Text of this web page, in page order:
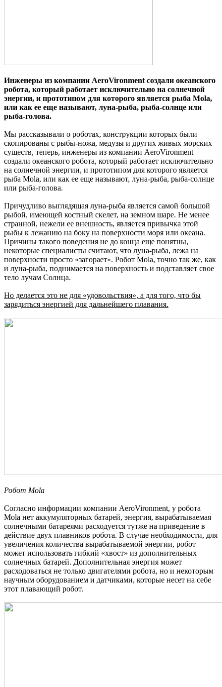
Инженеры из компании AeroVironment создали океанского
робота, который работает исключительно на солнечной
энергии, и прототипом для которого является рыба Mola,
или как ее еще называют, луна-рыба, рыба-солнце или
рыба-голова.
Мы рассказывали о роботах, конструкции которых были
скопированы с рыбы-ножа, медузы и других живых морских
существ, теперь, инженеры из компании AeroVironment
создали океанского робота, который работает исключительно
на солнечной энергии, и прототипом для которого является
рыба Mola, или как ее еще называют, луна-рыба, рыба-солнце
или рыба-голова.
Причудливо выглядящая луна-рыба является самой большой
рыбой, имеющей костный скелет, на земном шаре. Не менее
странной, нежели ее внешность, является привычка этой
рыбы к лежанию на боку на поверхности моря или океана.
Причины такого поведения не до конца еще понятны,
некоторые специалисты считают, что луна-рыба, лежа на
поверхности просто «загорает». Робот Mola, точно так же, как
и луна-рыба, поднимается на поверхность и подставляет свое
тело лучам Солнца.
Но делается это не для «удовольствия», а для того, что бы
зарядиться энергией для дальнейшего плавания.
Робот Mola
Согласно информации компании AeroVironment, у робота
Mola нет аккумуляторных батарей, энергия, вырабатываемая
солнечными батареями расходуется тутже на приведение в
действие двух плавников робота. В случае необходимости, для
увеличения количества вырабатываемой энергии, робот
может использовать гибкий «хвост» из дополнительных
солнечных батарей. Дополнительная энергия может
расходоваться не только двигателями робота, но и некоторым
научным оборудованием и датчиками, которые несет на себе
этот плавающий робот.